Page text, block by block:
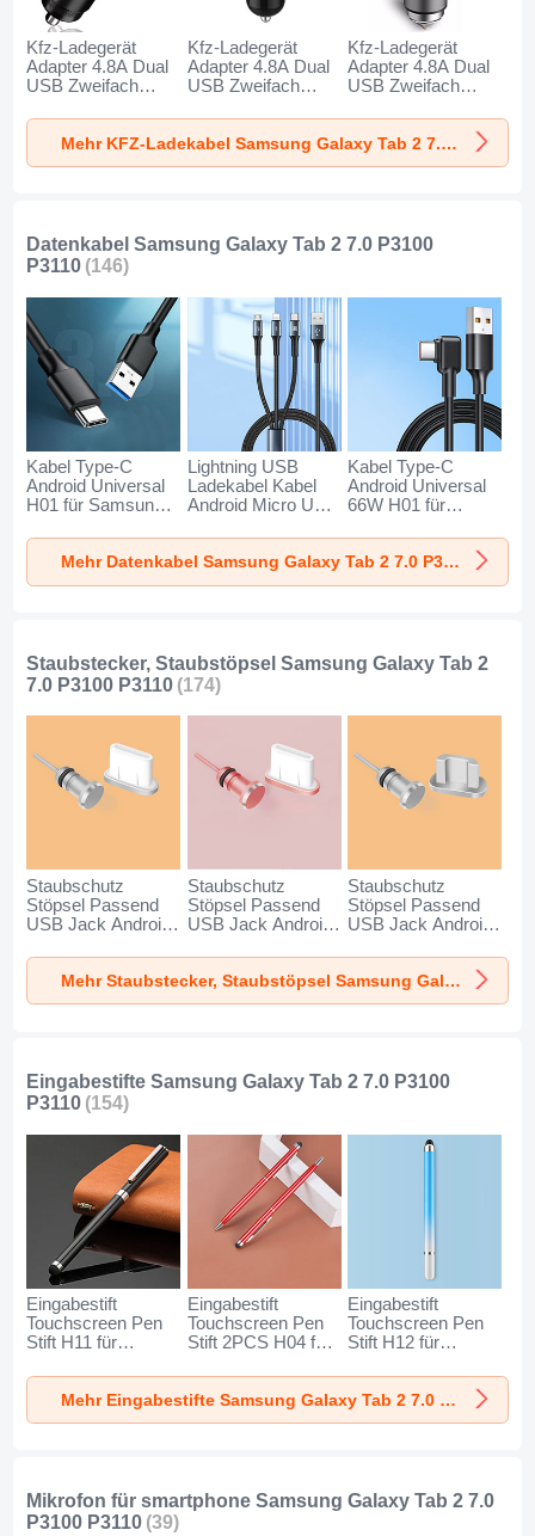
Kfz-Ladegerät
Adapter 4.8A Dual
USB Zweifach
Charge Universal
K10 für Samsung
Galaxy Tab 2 7.0
Kfz-Ladegerät
Adapter 4.8A Dual
USB Zweifach
Charge Universal
K07 für Samsung
Galaxy Tab 2 7.0
Kfz-Ladegerät
Adapter 4.8A Dual
USB Zweifach
Charge Universal
K08 für Samsung
Galaxy Tab 2 7.0
Mehr KFZ-Ladekabel Samsung Galaxy Tab 2 7.0 P3100 P3110
Datenkabel Samsung Galaxy Tab 2 7.0 P3100
P3110 (146)
Kabel Type-C
Android Universal
H01 für Samsung
P3100 P3110
Dunkelgrau
Lightning USB
Ladekabel Kabel
Android Micro USB
für Samsung
Galaxy Tab 2 7.0
P3100 P3110
Kabel Type-C
Android Universal
66W H01 für
Tab 2 7.0 P3100
P3110 Schwarz
Mehr Datenkabel Samsung Galaxy Tab 2 7.0 P3100 P3110
Staubstecker, Staubstöpsel Samsung Galaxy Tab 2
7.0 P3100 P3110 (174)
Staubschutz
Stöpsel Passend
USB Jack Android
für Samsung
Galaxy Tab 2 7.0
P3100 P3110 Silber
Staubschutz
Stöpsel Passend
USB Jack Android
für Samsung
Galaxy Tab 2 7.0
P3100 P3110
Staubschutz
Stöpsel Passend
USB Jack Android
Samsung Galaxy
Tab 2 7.0 P3100
P3110 Silber
Mehr Staubstecker, Staubstöpsel Samsung Galaxy Tab 2 7.0 P3100 P3110
Eingabestifte Samsung Galaxy Tab 2 7.0 P3100
P3110 (154)
Eingabestift
Touchscreen Pen
Stift H11 für
Tab 2 7.0 P3100
P3110 Schwarz
Eingabestift
Touchscreen Pen
Stift 2PCS H04 für
Tab 2 7.0 P3100
P3110 Rot
Eingabestift
Touchscreen Pen
Stift H12 für
Tab 2 7.0 P3100
P3110 Blau Mehr Eingabestifte Samsung Galaxy Tab 2 7.0 P3100 P3110
Mikrofon für smartphone Samsung Galaxy Tab 2 7.0
P3100 P3110 (39)